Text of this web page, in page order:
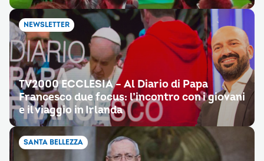
NEWSLETTER
TV2000 ECCLESIA – Al Diario di Papa
Francesco due focus: l’incontro con i giovani
e il viaggio in Irlanda
SANTA BELLEZZA